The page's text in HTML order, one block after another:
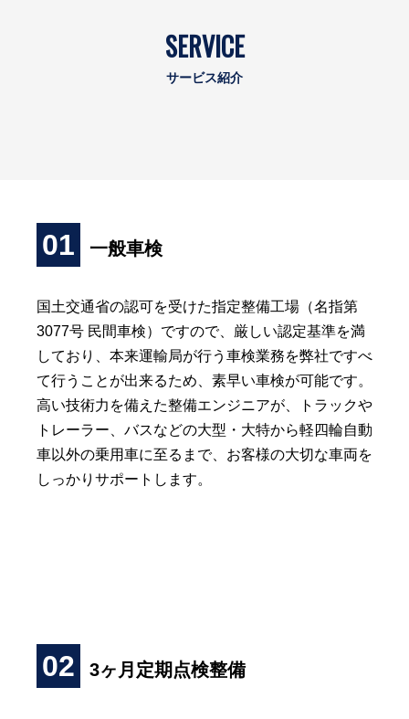
SERVICE
サービス紹介
01 一般車検
国土交通省の認可を受けた指定整備工場（名指第
3077号 民間車検）ですので、厳しい認定基準を満
しており、本来運輸局が行う車検業務を弊社ですべ
て行うことが出来るため、素早い車検が可能です。
高い技術力を備えた整備エンジニアが、トラックや
トレーラー、バスなどの大型・大特から軽四輪自動
車以外の乗用車に至るまで、お客様の大切な車両を
しっかりサポートします。
02 3ヶ月定期点検整備